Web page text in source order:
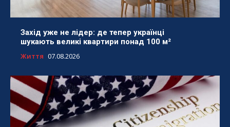
Захід уже не лідер: де тепер українці
шукають великі квартири понад 100 м²
Життя 07.08.2026